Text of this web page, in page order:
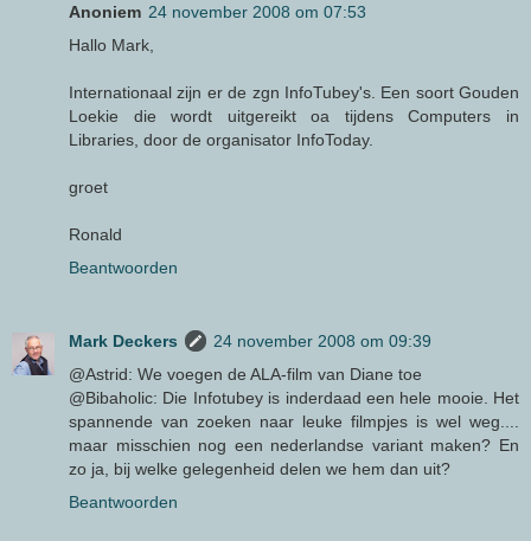
Anoniem 24 november 2008 om 07:53
Hallo Mark,
Internationaal zijn er de zgn InfoTubey's. Een soort Gouden
Loekie die wordt uitgereikt oa tijdens Computers in
Libraries, door de organisator InfoToday.
groet
Ronald
Beantwoorden
Mark Deckers
24 november 2008 om 09:39
@Astrid: We voegen de ALA-film van Diane toe
@Bibaholic: Die Infotubey is inderdaad een hele mooie. Het
spannende van zoeken naar leuke filmpjes is wel weg....
maar misschien nog een nederlandse variant maken? En
zo ja, bij welke gelegenheid delen we hem dan uit?
Beantwoorden